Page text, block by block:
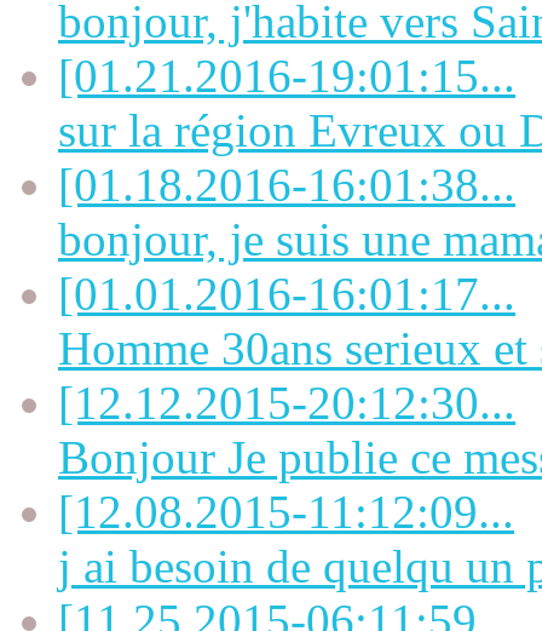
bonjour, j'habite vers
[01.21.2016-19:01:15...
sur la région Evreux ou
[01.18.2016-16:01:38...
bonjour, je suis une
[01.01.2016-16:01:17...
Homme 30ans serieux
[12.12.2015-20:12:30...
Bonjour Je publie ce
[12.08.2015-11:12:09...
j ai besoin de quelqu un
[11.25.2015-06:11:59...